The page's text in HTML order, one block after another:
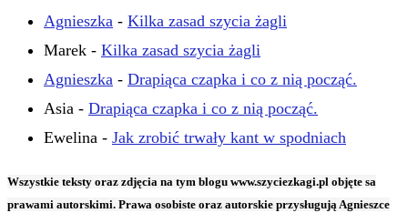
Agnieszka - Kilka zasad szycia żagli
Marek - Kilka zasad szycia żagli
Agnieszka - Drapiąca czapka i co z nią począć.
Asia - Drapiąca czapka i co z nią począć.
Ewelina - Jak zrobić trwały kant w spodniach
Wszystkie teksty oraz zdjęcia na tym blogu www.szyciezkagi.pl objęte sa
prawami autorskimi. Prawa osobiste oraz autorskie przysługują Agnieszce